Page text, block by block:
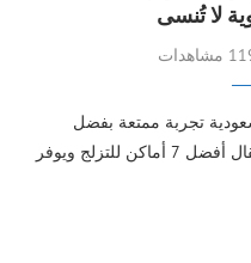
لا تُنسى
مشاهدات
تجربة ممتعة بفضل
المناظر الطبيعية الرائعة. يستعرض المقال أفضل 7 أماكن للتزلج ويوفر